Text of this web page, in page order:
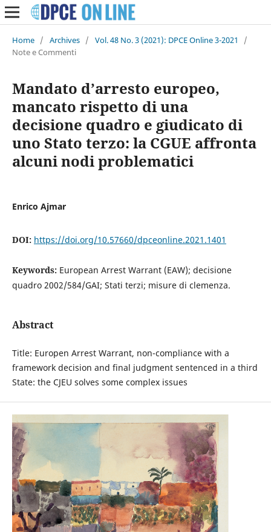
Home / Archives / Vol. 48 No. 3 (2021): DPCE Online 3-2021
/
Note e Commenti
Mandato d’arresto europeo,
mancato rispetto di una
decisione quadro e giudicato di
uno Stato terzo: la CGUE affronta
alcuni nodi problematici
Enrico Ajmar
DOI: https://doi.org/10.57660/dpceonline.2021.1401
Keywords: European Arrest Warrant (EAW); decisione
quadro 2002/584/GAI; Stati terzi; misure di clemenza.
Abstract
Title: Europen Arrest Warrant, non-compliance with a
framework decision and final judgment sentenced in a third
State: the CJEU solves some complex issues